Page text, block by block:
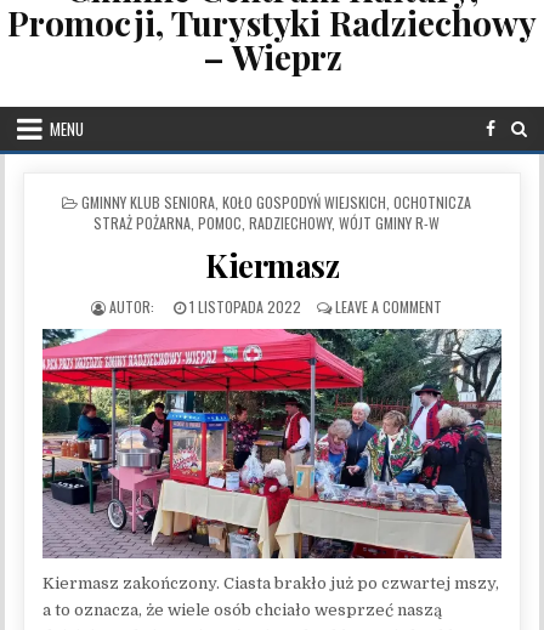
Promocji, Turystyki Radziechowy
– Wieprz
MENU
POSTED IN
GMINNY KLUB SENIORA, KOŁO GOSPODYŃ WIEJSKICH OCHOTNICZA
STRAŻ POŻARNA, POMOC RADZIECHOWY, WÓJT GMINY R-W
Kiermasz
PUBLISHED DATE:
1 LISTOPADA 2022 LEAVE A COMMENTON KIERMASZ
Kiermasz zakończony. Ciasta brakło już po czwartej mszy,
a to oznacza, że wiele osób chciało wesprzeć naszą